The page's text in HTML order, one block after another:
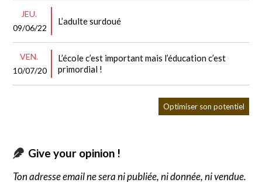
JEU.
09/06/22
L’adulte surdoué
VEN.
10/07/20
L’école c’est important mais l’éducation c’est
primordial !
Optimiser son potentiel
Give your opinion !
Ton adresse email ne sera ni publiée, ni donnée, ni vendue.